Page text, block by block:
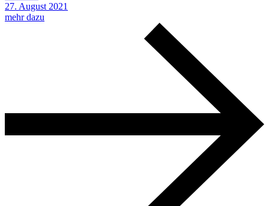
27. August 2021
mehr dazu